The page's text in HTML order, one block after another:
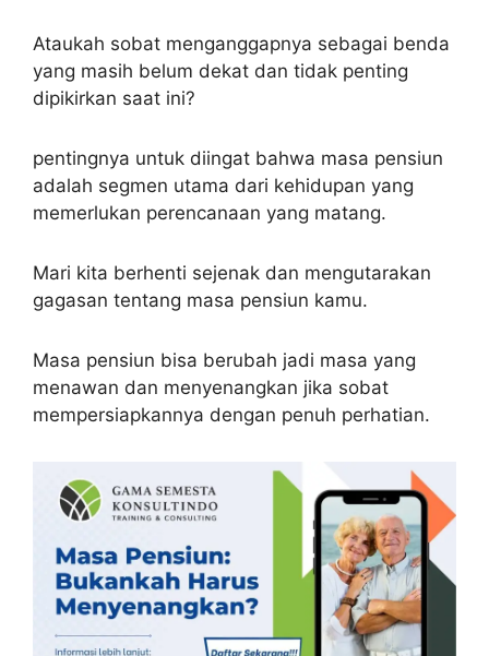
Ataukah sobat menganggapnya sebagai benda
yang masih belum dekat dan tidak penting
dipikirkan saat ini?
pentingnya untuk diingat bahwa masa pensiun
adalah segmen utama dari kehidupan yang
memerlukan perencanaan yang matang.
Mari kita berhenti sejenak dan mengutarakan
gagasan tentang masa pensiun kamu.
Masa pensiun bisa berubah jadi masa yang
menawan dan menyenangkan jika sobat
mempersiapkannya dengan penuh perhatian.